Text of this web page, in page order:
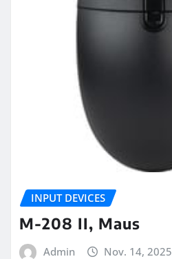
INPUT DEVICES
M-208 II, Maus
Admin Nov. 14, 2025